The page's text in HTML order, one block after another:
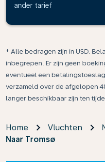
ander tarief
* Alle bedragen zijn in USD.
inbegrepen. Er zijn geen
eventueel een
verzameld over de afgelopen
langer beschikbaar zijn ten
Home Vluchten
Naar Tromsø